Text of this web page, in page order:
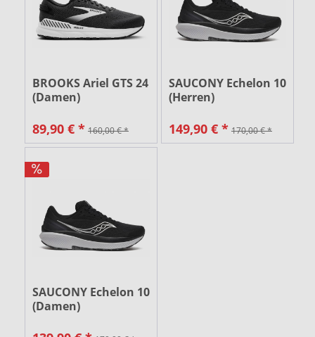
BROOKS Ariel GTS 24
(Damen)
89,90 € * 160,00 € *
SAUCONY Echelon 10
(Herren)
149,90 € * 170,00 € *
SAUCONY Echelon 10
(Damen)